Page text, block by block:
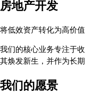
房地产开发
将低效资产转化为高价
我们的核心业务专注于
其焕发新生，并作为长期
我们的愿景